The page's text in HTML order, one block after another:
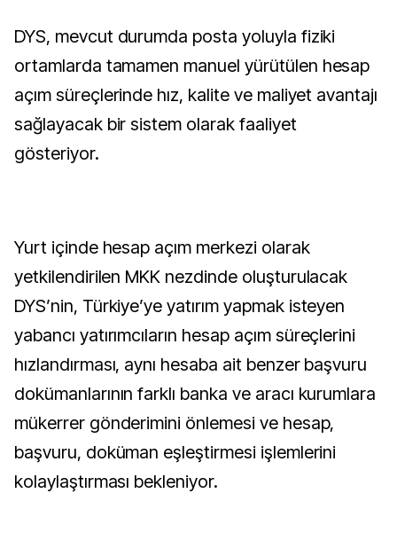
DYS, mevcut durumda posta yoluyla fiziki
ortamlarda tamamen manuel yürütülen hesap
açım süreçlerinde hız, kalite ve maliyet avantajı
sağlayacak bir sistem olarak faaliyet
gösteriyor.
Yurt içinde hesap açım merkezi olarak
yetkilendirilen MKK nezdinde oluşturulacak
DYS’nin, Türkiye’ye yatırım yapmak isteyen
yabancı yatırımcıların hesap açım süreçlerini
hızlandırması, aynı hesaba ait benzer başvuru
dokümanlarının farklı banka ve aracı kurumlara
mükerrer gönderimini önlemesi ve hesap,
başvuru, doküman eşleştirmesi işlemlerini
kolaylaştırması bekleniyor.